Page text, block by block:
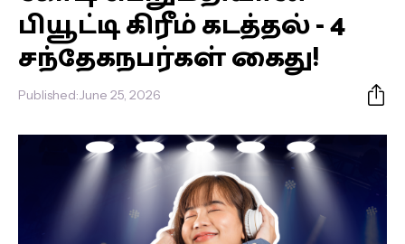
பியூட்டி கிரீம் கடத்தல் - 4
சந்தேகநபர்கள் கைது!
Published:June 25, 2026